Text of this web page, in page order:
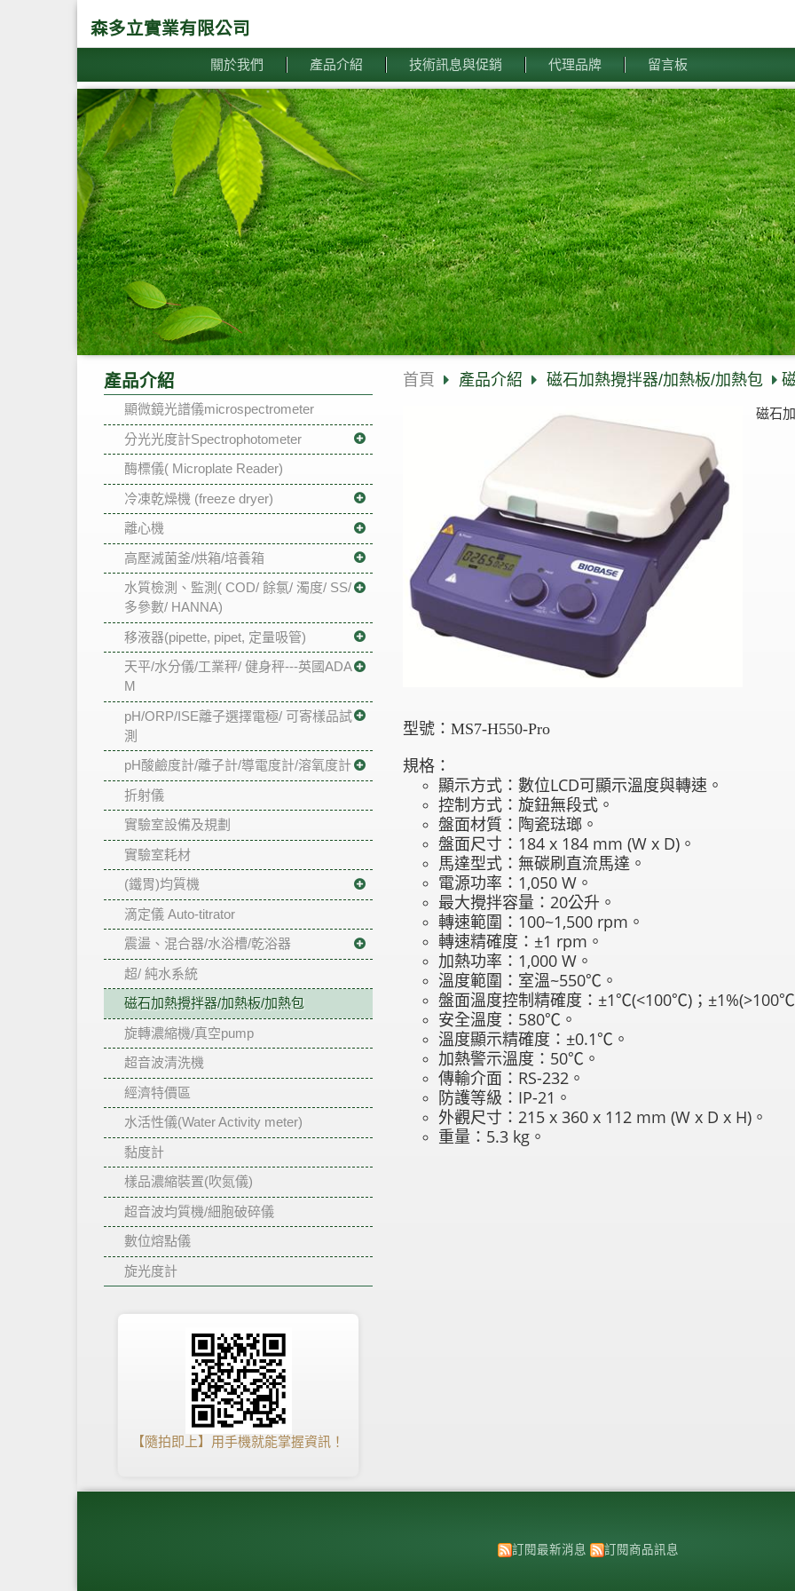
森多立實業有限公司
關於我們 產品介紹 技術訊息與促銷 代理品牌 留言板
產品介紹
顯微鏡光譜儀microspectrometer
分光光度計Spectrophotometer
酶標儀( Microplate Reader)
冷凍乾燥機 (freeze dryer)
離心機
高壓滅菌釜/烘箱/培養箱
水質檢測、監測( COD/ 餘氯/ 濁度/ SS/
多參數/ HANNA)
移液器(pipette, pipet, 定量吸管)
天平/水分儀/工業秤/ 健身秤---英國ADA
M
pH/ORP/ISE離子選擇電極/ 可寄樣品試
測
pH酸鹼度計/離子計/導電度計/溶氧度計
折射儀
實驗室設備及規劃
實驗室耗材
(鐵胃)均質機
滴定儀 Auto-titrator
震盪、混合器/水浴槽/乾浴器
超/ 純水系統
磁石加熱攪拌器/加熱板/加熱包
旋轉濃縮機/真空pump
超音波清洗機
經濟特價區
水活性儀(Water Activity meter)
黏度計
樣品濃縮裝置(吹氮儀)
超音波均質機/細胞破碎儀
數位熔點儀
旋光度計
【隨拍即上】用手機就能掌握資訊！
首頁 產品介紹 磁石加熱攪拌器/加熱板/加熱包
磁石
型號：MS7-H550-Pro
規格：
顯示方式：數位LCD可顯示溫度與轉速。
控制方式：旋鈕無段式。
盤面材質：陶瓷琺瑯。
盤面尺寸：184 x 184 mm (W x D)。
馬達型式：無碳刷直流馬達。
電源功率：1,050 W。
最大攪拌容量：20公升。
轉速範圍：100~1,500 rpm。
轉速精確度：±1 rpm。
加熱功率：1,000 W。
溫度範圍：室溫~550℃。
盤面溫度控制精確度：±1℃(<100℃)；
安全溫度：580℃。
溫度顯示精確度：±0.1℃。
加熱警示溫度：50℃。
傳輸介面：RS-232。
防護等級：IP-21。
外觀尺寸：215 x 360 x 112 mm (W x D x H)。
重量：5.3 kg。
訂閱最新消息 訂閱商品訊息